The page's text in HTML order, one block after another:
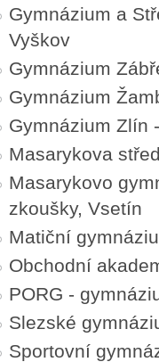
Gymnázium a
Vyškov
Gymnázium
Gymnázium
Gymnázium Zlín
Masarykova
Masarykovo
zkoušky, Vsetín
Matiční
Obchodní
PORG -
Slezské
Sportovní